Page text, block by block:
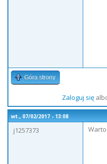
Góra strony
Zaloguj się
wt., 07/02/2017 - 13:08
j1257373